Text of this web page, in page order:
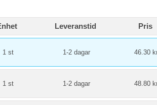
Leveranstid Pris
1 st 1-2 dagar 46.30
1 st 1-2 dagar 48.80